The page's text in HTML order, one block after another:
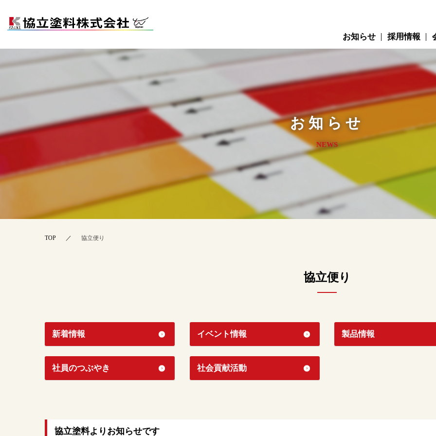
お知らせ 採用情報
お知らせ
NEWS
TOP 協立便り
協立便り
新着情報 イベント情報 製品情報
社員のつぶやき 社会貢献活動
協立塗料よりお知らせです